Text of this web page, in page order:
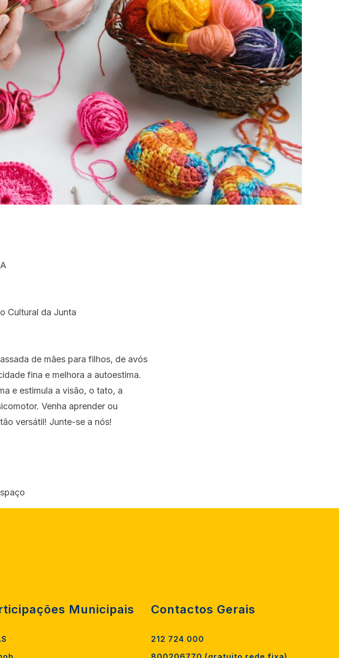
Cultural da Junta
de mães para filhos, de avós
fina e melhora a autoestima.
e estimula a visão, o tato, a
Venha aprender ou
versátil! Junte-se a nós!
Municipais Contactos Gerais
212 724 000